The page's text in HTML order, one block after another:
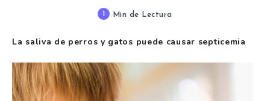
Min de Lectura
La saliva de perros y gatos puede causar septicemia